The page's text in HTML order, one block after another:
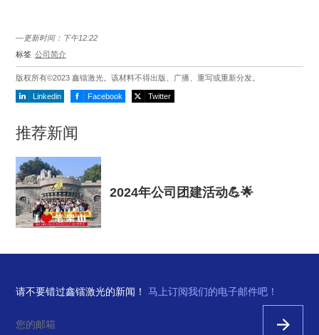
—更新时间：下午12:22
标签 公司简介
版权所有©2023 鑫镭激光。该材料不得出版、广播、重写或重新分发。
Linkedin Facebook Twitter
推荐新闻
2024年公司团建活动💪🌟
请不要错过鑫镭激光的新闻！ 马上订阅我们的电子邮件吧！